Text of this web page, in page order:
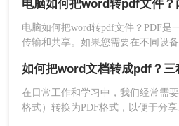
方法三、转转大师客户端批量
这里我们也可以下载一款名叫：转
助我们实现文件格式上面的转换，
有点还有兼容性强，给整理了三种
速，还可以跨多种设备来进行传送
藏吧，更多精彩不容错过！
电脑如何把word转pdf文件？
电脑如何把word转pdf文件？PDF是
传输和共享。如果您需要在不同设
两种方法把Word文档转换成PDF。
如何把word文档转成pdf？三
在日常工作和学习中，我们经常需
格式）转换为PDF格式，以便于分